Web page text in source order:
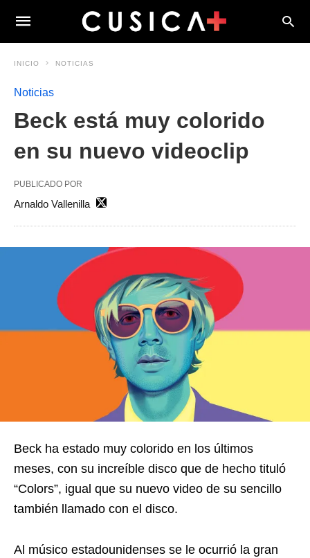
INICIO NOTICIAS
Noticias
Beck está muy colorido
en su nuevo videoclip
PUBLICADO POR
Arnaldo Vallenilla
Beck ha estado muy colorido en los últimos
meses, con su increíble disco que de hecho tituló
“Colors”, igual que su nuevo video de su sencillo
también llamado con el disco.
Al músico estadounidenses se le ocurrió la gran